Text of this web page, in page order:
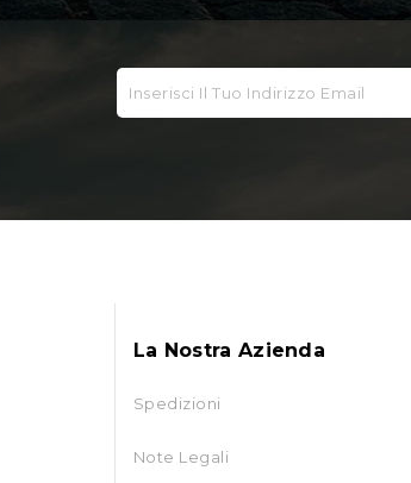
La Nostra Azienda
Spedizioni
Note Legali